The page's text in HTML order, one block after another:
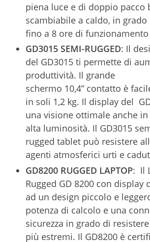
piena luce e di doppio pacco
scambiabile a caldo, in
fino a 8 ore di
GD3015 SEMI-RUGGED: Il
del GD3015 ti permette di
produttività. Il grande
schermo 10,4” contatto è
in soli 1,2 kg. Il display del
una visione ottimale anche
alta luminosità. Il GD3015
rugged tablet può resistere
agenti atmosferici urti e
GD8200 RUGGED LAPTOP: Il
Rugged GD 8200 con display
ad un design piccolo e
potenza di calcolo e una
sicurezza in grado di
più estremi. Il GD8200 è